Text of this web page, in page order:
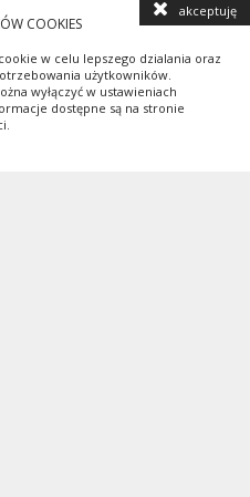
COOKIES
w celu lepszego dzialania oraz
użytkowników.
wyłączyć w ustawieniach
dostępne są na stronie
akceptuję